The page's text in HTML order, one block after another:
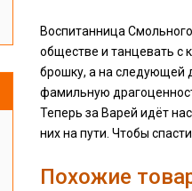
Воспитанница
обществе и танцевать с
брошку, а на следующей
фамильную
Теперь за Варей идёт
них на пути. Чтобы
Похожие